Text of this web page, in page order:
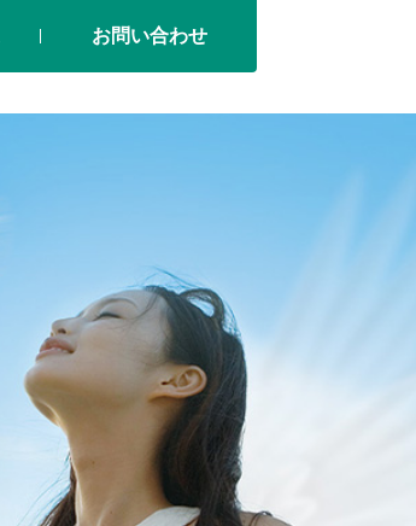
お問い合わせ